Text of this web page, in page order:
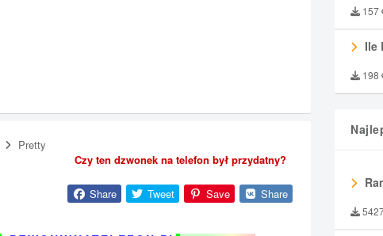
Pretty
Czy ten dzwonek na telefon był przydatny?
Share Tweet Save Share
157
Ile
198